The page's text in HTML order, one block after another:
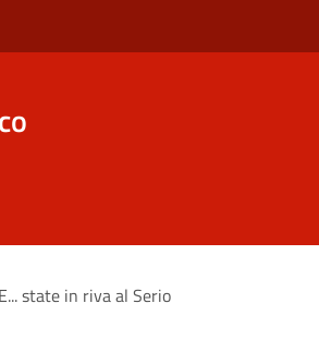
state in riva al Serio